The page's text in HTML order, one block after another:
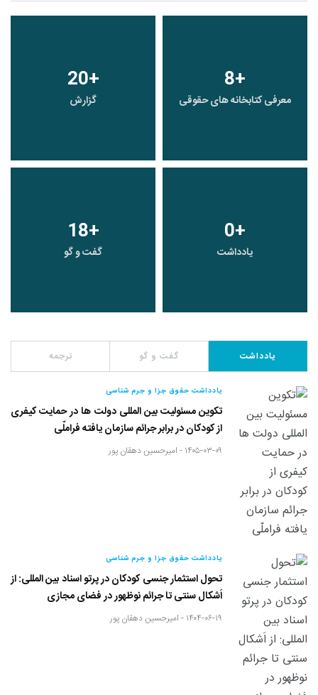
20+
گزارش
8+
معرفی کتابخانه های حقوقی
18+
گفت و گو
0+
یادداشت
یادداشت گفت و گو ترجمه
یادداشت حقوق جزا و جرم شناسی
تکوین مسئولیت بین المللی دولت ها در حمایت کیفری
از کودکان در برابر جرائم سازمان یافته فراملّی
۱۴۰۵-۰۳-۰۹ - امیرحسین دهقان پور
یادداشت حقوق جزا و جرم شناسی
تحول استثمار جنسی کودکان در پرتو اسناد بین المللی: از
اَشکال سنتی تا جرائم نوظهور در فضای مجازی
۱۴۰۴-۰۶-۱۹ - امیرحسین دهقان پور